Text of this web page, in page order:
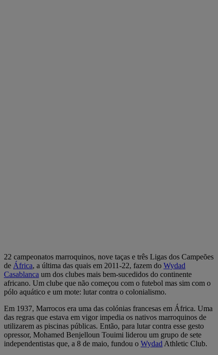
22 campeonatos marroquinos, nove taças e três Ligas dos Campeões
de África, a última das quais em 2011-22, fazem do Wydad
Casablanca um dos clubes mais bem-sucedidos do continente
africano. Um clube que não começou com o futebol mas sim com o
pólo aquático e um mote: lutar contra o colonialismo.
Em 1937, Marrocos era uma das colónias francesas em África. Uma
das regras que estava em vigor impedia os nativos marroquinos de
utilizarem as piscinas públicas. Então, para lutar contra esse gesto
opressor, Mohamed Benjelloun Touimi liderou um grupo de sete
independentistas que, a 8 de maio, fundou o Wydad Athletic Club.